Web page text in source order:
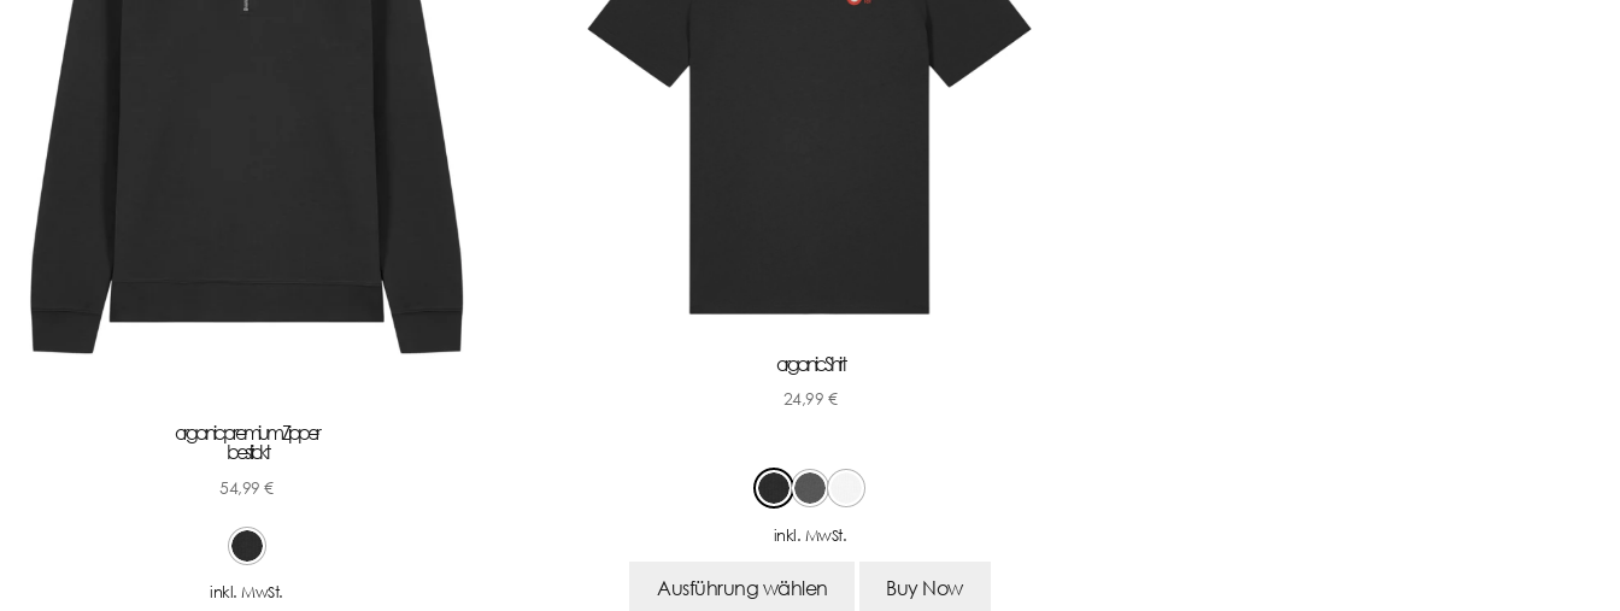
organic premium Zipper
bestickt
54,99€
inkl. MwSt.
organic Shirt
24,99 €
inkl. MwSt.
Ausführung wählen Buy Now